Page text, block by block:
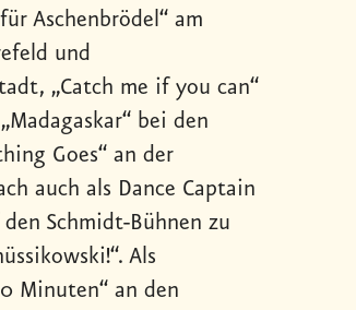
Aschenbrödel“ am
und
„Catch me if you can“
bei den
Goes“ an der
auch als Dance Captain
Schmidt-Bühnen zu
Als
Minuten“ an den